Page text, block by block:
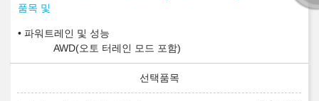
품목 및
파워트레인 및 성능
AWD(오토 터레인 모드 포함)